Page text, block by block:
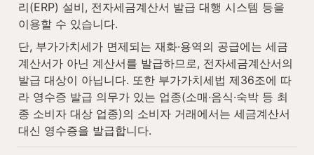
리(ERP) 설비, 전자세금계산서 발급 대행 시스템 등을
이용할 수 있습니다.
단, 부가가치세가 면제되는 재화·용역의 공급에는 세금
계산서가 아닌 계산서를 발급하므로, 전자세금계산서의
발급 대상이 아닙니다. 또한 부가가치세법 제36조에 따
라 영수증 발급 의무가 있는 업종(소매·음식·숙박 등 최
종 소비자 대상 업종)의 소비자 거래에서는 세금계산서
대신 영수증을 발급합니다.